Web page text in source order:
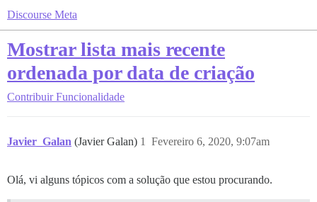
Discourse Meta
Mostrar lista mais recente
ordenada por data de criação
Contribuir Funcionalidade
Javier_Galan (Javier Galan) Fevereiro 6, 2020, 9:07am
1
Olá, vi alguns tópicos com a solução que estou procurando.